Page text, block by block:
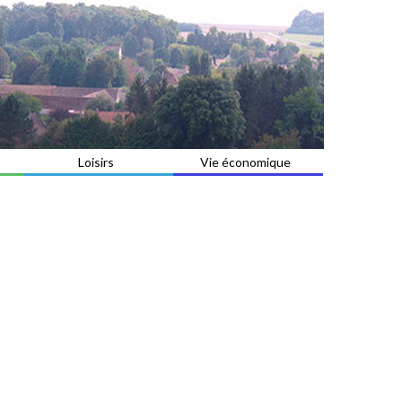
Loisirs Vie économique